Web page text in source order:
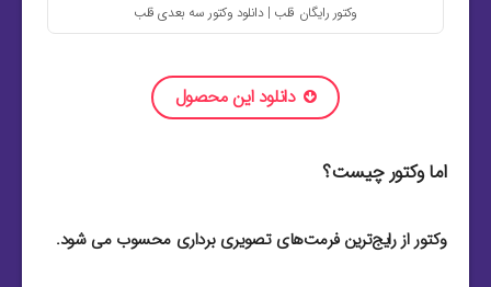
وکتور رایگان قلب | دانلود وکتور سه بعدی قلب
دانلود این محصول
اما وکتور چیست؟
وکتور از رایج‌ترین فرمت‌های تصویری برداری محسوب می شود.